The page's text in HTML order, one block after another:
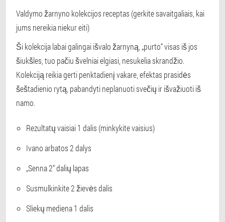
Valdymo žarnyno kolekcijos receptas (gerkite savaitgaliais, kai
jums nereikia niekur eiti)
Ši kolekcija labai galingai išvalo žarnyną, „purto“ visas iš jos
šiukšles, tuo pačiu švelniai elgiasi, nesukelia skrandžio.
Kolekciją reikia gerti penktadienį vakare, efektas prasidės
šeštadienio rytą, pabandyti neplanuoti svečių ir išvažiuoti iš
namo.
Rezultatų vaisiai 1 dalis (minkykite vaisius)
Ivano arbatos 2 dalys
„Senna 2“ dalių lapas
Susmulkinkite 2 žievės dalis
Sliekų mediena 1 dalis